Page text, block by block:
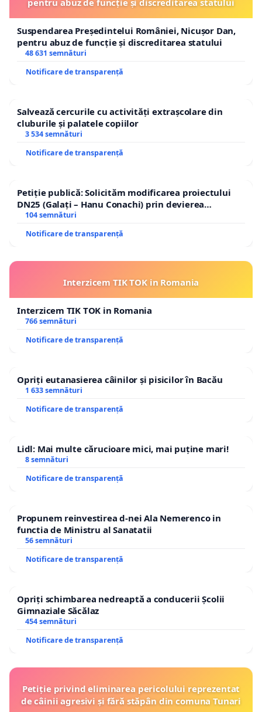
pentru abuz de funcție și discreditarea statului
Suspendarea Președintelui României, Nicușor Dan,
pentru abuz de funcție și discreditarea statului
48 631 semnături
Notificare de transparență
Salvează cercurile cu activități extrașcolare din
cluburile și palatele copiilor
3 534 semnături
Notificare de transparență
Petiție publică: Solicităm modificarea proiectului
DN25 (Galați – Hanu Conachi) prin devierea
traseului în afara localităților!
104 semnături
Notificare de transparență
Interzicem TIK TOK in Romania
Interzicem TIK TOK in Romania
766 semnături
Notificare de transparență
Opriți eutanasierea câinilor și pisicilor în Bacău
1 633 semnături
Notificare de transparență
Lidl: Mai multe cărucioare mici, mai puține mari!
8 semnături
Notificare de transparență
Propunem reinvestirea d-nei Ala Nemerenco in
functia de Ministru al Sanatatii
56 semnături
Notificare de transparență
Opriți schimbarea nedreaptă a conducerii Școlii
Gimnaziale Săcălaz
454 semnături
Notificare de transparență
Petiție privind eliminarea pericolului reprezentat
de câinii agresivi și fără stăpân din comuna Tunari